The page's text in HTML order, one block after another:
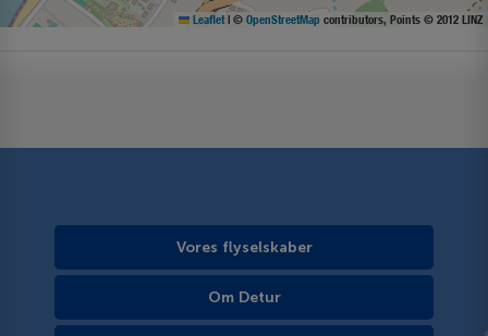
Leaflet | © OpenStreetMap contributors, Points © 2012 LINZ
Vores flyselskaber
Om Detur